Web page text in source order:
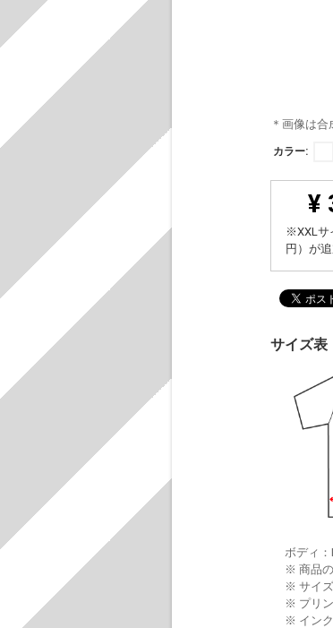
＊画像は
カラー:
¥
※XXLサ
円）が追
サイズ表
ボディ
※ 商品
※ サイ
※ プリ
※ イン